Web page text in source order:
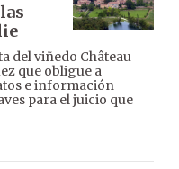
del viñedo Château
que obligue a
e información
para el juicio que